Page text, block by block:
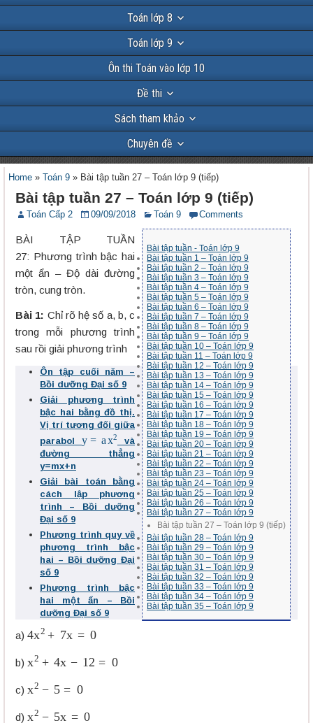
Toán lớp 8
Toán lớp 9
Ôn thi Toán vào lớp 10
Đề thi
Sách tham khảo
Chuyên đề
Home » Toán 9 » Bài tập tuần 27 – Toán lớp 9 (tiếp)
Bài tập tuần 27 – Toán lớp 9 (tiếp)
Toán Cấp 2 09/09/2018 Toán 9 Comments
Bài tập tuần - Toán lớp 9
Bài tập tuần 1 – Toán lớp 9
Bài tập tuần 2 – Toán lớp 9
Bài tập tuần 3 – Toán lớp 9
Bài tập tuần 4 – Toán lớp 9
Bài tập tuần 5 – Toán lớp 9
Bài tập tuần 6 – Toán lớp 9
Bài tập tuần 7 – Toán lớp 9
Bài tập tuần 8 – Toán lớp 9
Bài tập tuần 9 – Toán lớp 9
Bài tập tuần 10 – Toán lớp 9
Bài tập tuần 11 – Toán lớp 9
Bài tập tuần 12 – Toán lớp 9
Bài tập tuần 13 – Toán lớp 9
Bài tập tuần 14 – Toán lớp 9
Bài tập tuần 15 – Toán lớp 9
Bài tập tuần 16 – Toán lớp 9
Bài tập tuần 17 – Toán lớp 9
Bài tập tuần 18 – Toán lớp 9
Bài tập tuần 19 – Toán lớp 9
Bài tập tuần 20 – Toán lớp 9
Bài tập tuần 21 – Toán lớp 9
Bài tập tuần 22 – Toán lớp 9
Bài tập tuần 23 – Toán lớp 9
Bài tập tuần 24 – Toán lớp 9
Bài tập tuần 25 – Toán lớp 9
Bài tập tuần 26 – Toán lớp 9
Bài tập tuần 27 – Toán lớp 9
Bài tập tuần 27 – Toán lớp 9 (tiếp)
Bài tập tuần 28 – Toán lớp 9
Bài tập tuần 29 – Toán lớp 9
Bài tập tuần 30 – Toán lớp 9
Bài tập tuần 31 – Toán lớp 9
Bài tập tuần 32 – Toán lớp 9
Bài tập tuần 33 – Toán lớp 9
Bài tập tuần 34 – Toán lớp 9
Bài tập tuần 35 – Toán lớp 9
BÀI TẬP TUẦN
27: Phương trình bậc hai
một ẩn – Độ dài đường
tròn, cung tròn.
Bài 1: Chỉ rõ hệ số a, b, c
trong mỗi phương trình
sau rồi giải phương trình
Ôn tập cuối năm –
Bồi dưỡng Đại số 9
Giải phương trình
bậc hai bằng đồ thị.
Vị trí tương đối giữa
parabol
2
và
đường thẳng
y=mx+n
Giải bài toán bằng
cách lập phương
trình – Bồi dưỡng
Đại số 9
Phương trình quy về
phương trình bậc
hai – Bồi dưỡng Đại
số 9
Phương trình bậc
hai một ẩn – Bồi
dưỡng Đại số 9
a) 4 2 7x
b) 2 x =0
c) 2 =
d) 2 x